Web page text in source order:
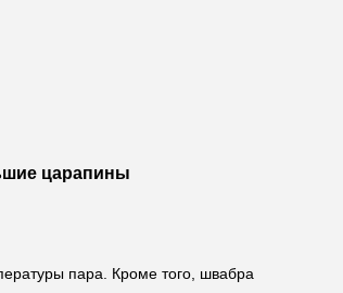
царапины
пара. Кроме того, швабра